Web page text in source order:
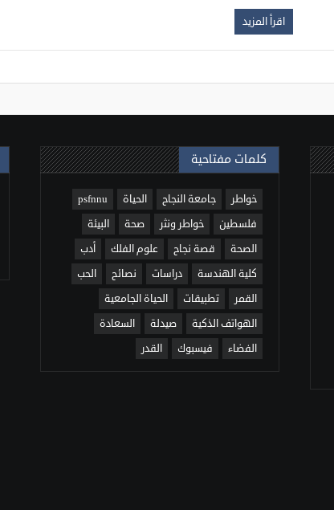
اقرأ المزيد
كلمات مفتاحية
خواطر جامعة النجاح الحياة
psfnnu
فلسطين
خواطر ونثر صحة
البيئة
الصحة
قصة نجاح علوم الفلك
أدب
كلية الهندسة
دراسات نصائح
الحب
القمر
تطبيقات
الحياة الجامعية
الهواتف الذكية
صيدلة
السعادة
الفضاء
فيسبوك القدر